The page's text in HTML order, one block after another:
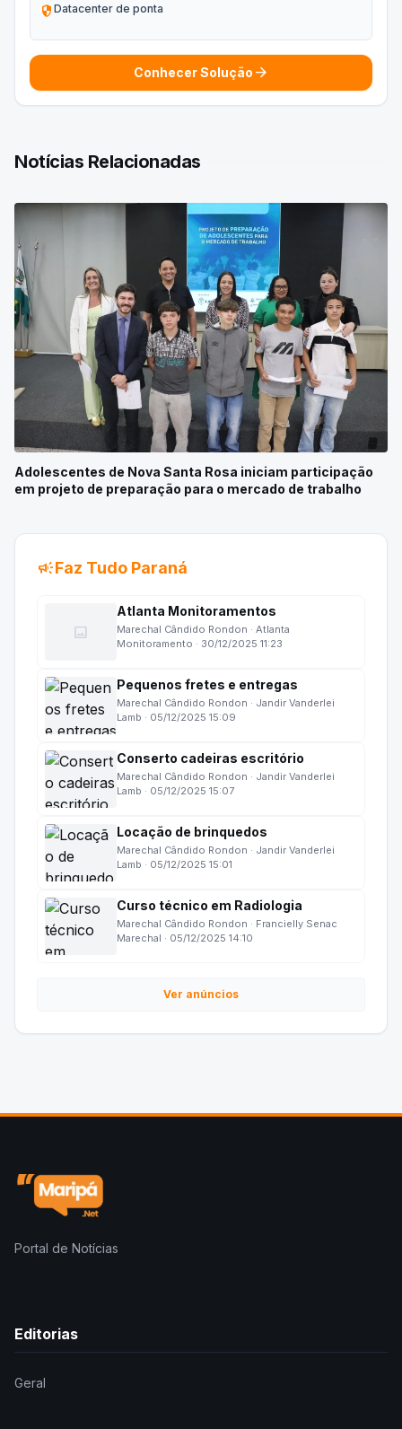
security Datacenter de ponta
Conhecer Solução arrow_forward
Notícias Relacionadas
Adolescentes de Nova Santa Rosa iniciam participação
em projeto de preparação para o mercado de trabalho
campaignFaz Tudo Paraná
image
Atlanta Monitoramentos
Marechal Cândido Rondon · Atlanta
Monitoramento · 30/12/2025 11:23
Pequenos fretes e entregas
Marechal Cândido Rondon · Jandir Vanderlei
Lamb · 05/12/2025 15:09
Conserto cadeiras escritório
Marechal Cândido Rondon · Jandir Vanderlei
Lamb · 05/12/2025 15:07
Locação de brinquedos
Marechal Cândido Rondon · Jandir Vanderlei
Lamb · 05/12/2025 15:01
Curso técnico em Radiologia
Marechal Cândido Rondon · Francielly Senac
Marechal · 05/12/2025 14:10
Ver anúncios
Portal de Notícias
Editorias
Geral